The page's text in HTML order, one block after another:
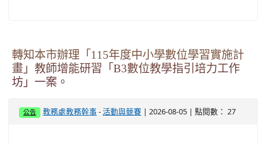
轉知桃園市立大園國民中學辦理桃園市大園自造
教育及科技中心115年8月份教師增能研習一案。
公告 教務處教務幹事 -活動與競賽 | 2026-08-06 | 點閱數： 20